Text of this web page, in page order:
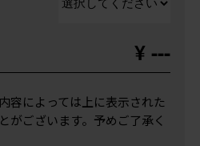
¥ ---
容によっては上に表示された
がございます。予めご了承く